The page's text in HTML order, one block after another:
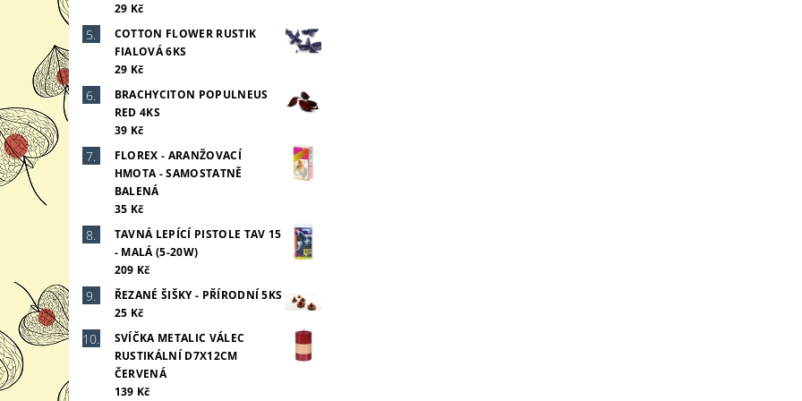
29 Kč
COTTON FLOWER RUSTIK
FIALOVÁ 6KS
29 Kč
BRACHYCITON POPULNEUS
RED 4KS
39 Kč
FLOREX - ARANŽOVACÍ
HMOTA - SAMOSTATNĚ
BALENÁ
35 Kč
TAVNÁ LEPÍCÍ PISTOLE TAV 15
- MALÁ (5-20W)
209 Kč
ŘEZANÉ ŠIŠKY - PŘÍRODNÍ 5KS
25 Kč
SVÍČKA METALIC VÁLEC
RUSTIKÁLNÍ D7X12CM
ČERVENÁ
139 Kč